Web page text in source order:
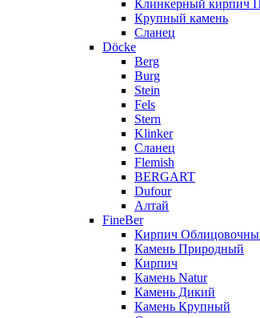
Клинкерный кирпич
Крупный камень
Сланец
Döcke
Berg
Burg
Stein
Fels
Stern
Klinker
Сланец
Flemish
BERGART
Dufour
Алтай
FineBer
Кирпич
Камень Природный
Кирпич
Камень Natur
Камень Дикий
Камень Крупный